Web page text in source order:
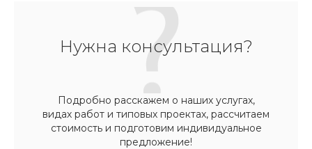
Нужна консультация?
Подробно расскажем о наших услугах,
видах работ и типовых проектах, рассчитаем
стоимость и подготовим индивидуальное
предложение!